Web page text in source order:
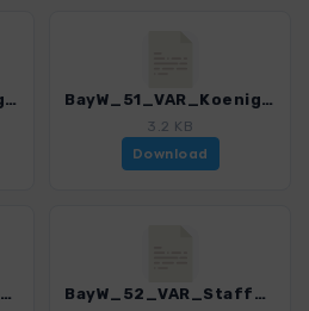
BayW_51_VAR_Koenig-Max-Hoehe_4225_8.gpx BayW_51_VAR_Koenig-Max-Hoehe_Badesee_4225_8.gpx
3.2 KB
Download
BayW_52_Staffelberg_4225_8.gpx BayW_52_VAR_Staffelberg_4225_8.gpx